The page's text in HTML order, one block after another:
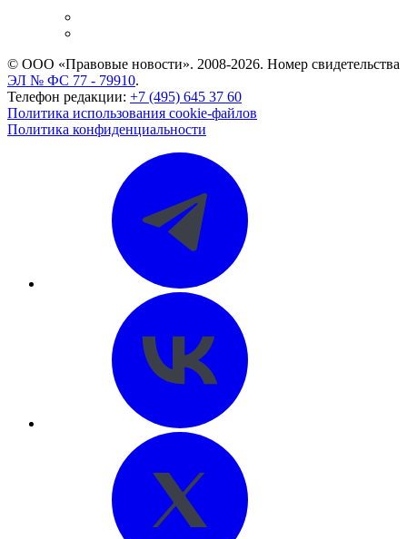
© ООО «Правовые новости». 2008-2026. Номер свидетельства
ЭЛ № ФС 77 - 79910.
Телефон редакции: +7 (495) 645 37 60
Политика использования cookie-файлов
Политика конфиденциальности